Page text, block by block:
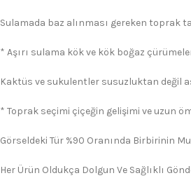
Sulamada baz alınması gereken toprak
* Aşırı sulama kök ve kök boğaz
Kaktüs ve sukulentler susuzluktan değil
* Toprak seçimi çiçeğin gelişimi ve uzun
Görseldeki Tür %90 Oranında Birbirinin
Her Ürün Oldukça Dolgun Ve Sağlıklı